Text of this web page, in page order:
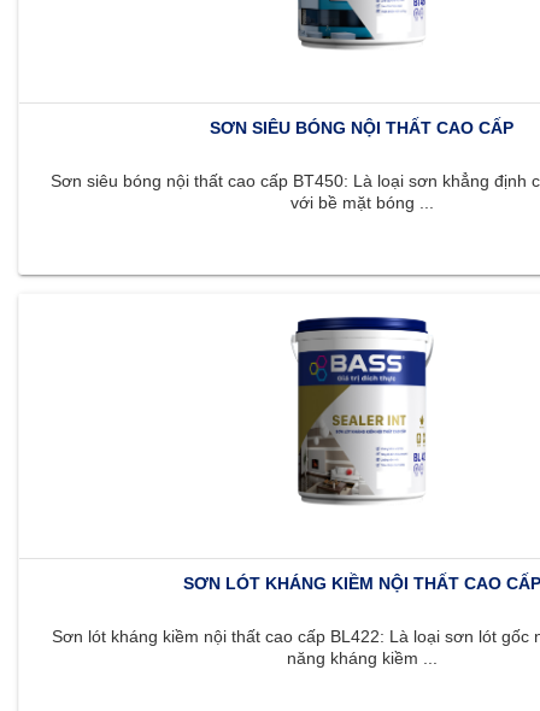
SƠN SIÊU BÓNG NỘI THẤT CAO CẤP
Sơn siêu bóng nội thất cao cấp BT450: Là loại sơn khẳng định
với bề mặt bóng ...
SƠN LÓT KHÁNG KIỀM NỘI THẤT CAO CẤP
Sơn lót kháng kiềm nội thất cao cấp BL422: Là loại sơn lót gốc
năng kháng kiềm ...